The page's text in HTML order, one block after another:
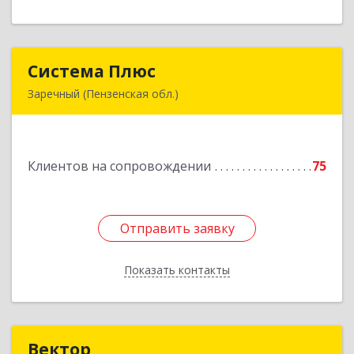
Система Плюс
Заречный (Пензенская обл.)
Клиентов на сопровождении 75
Отправить заявку
Показать контакты
Подробнее
Отправить заявку
Назад
Вектор